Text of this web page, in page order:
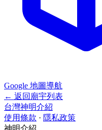
Google 地圖導航
← 返回廟宇列表
台灣神明介紹
使用條款 · 隱私政策
神明介紹